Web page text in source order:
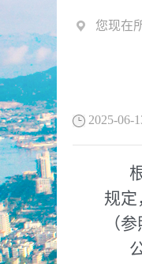
您现在
2025-06-
规定
（